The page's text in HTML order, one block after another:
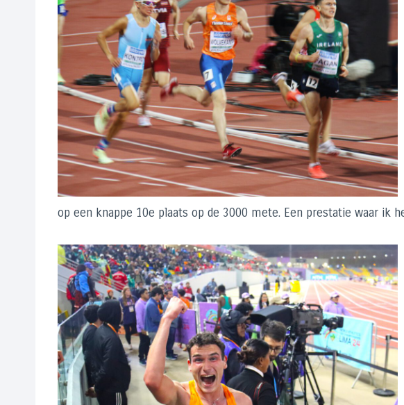
op een knappe 10e plaats op de 3000 mete. Een prestatie waar ik